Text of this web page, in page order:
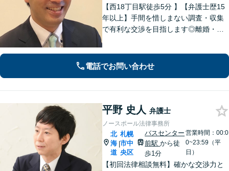
【西18丁目駅徒歩5分 】【弁護士歴15
年以上】手間を惜しまない調査・収集
で有利な交渉を目指します◎離婚・男
産分与、養育費につき解決事例多数！
電話でお問い合わせ
平野 史人 弁護士
ノースポール法律事務所
北
海
道
|
札幌
市中
央区
バスセンター
前駅から徒
歩1分
営業時間：00:0
0~23:59（平
日）
【初回法律相談無料】確かな交渉力と